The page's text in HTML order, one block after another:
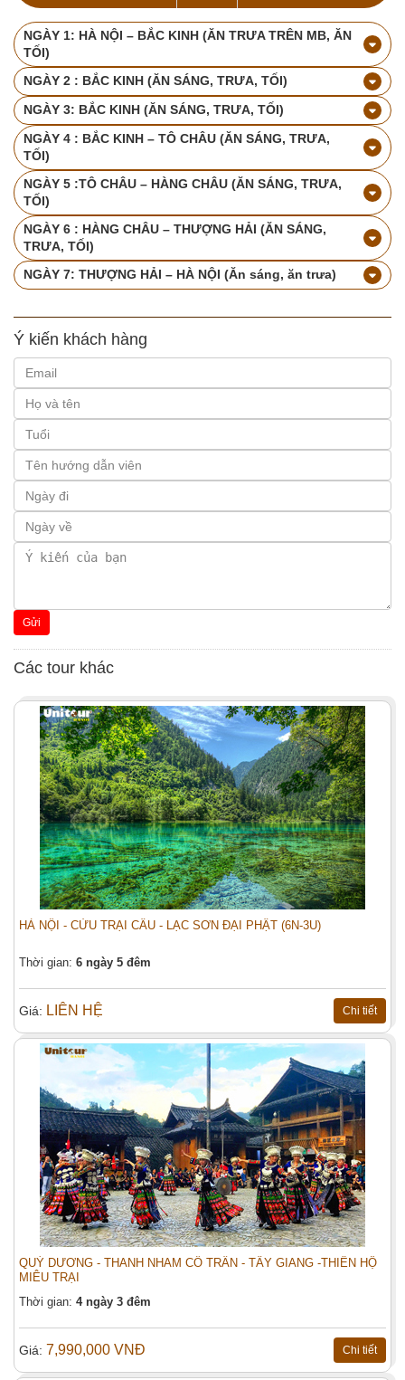
NGÀY 1: HÀ NỘI – BẮC KINH (ĂN TRƯA TRÊN MB, ĂN
TỐI)
NGÀY 2 : BẮC KINH (ĂN SÁNG, TRƯA, TỐI)
NGÀY 3: BẮC KINH (ĂN SÁNG, TRƯA, TỐI)
NGÀY 4 : BẮC KINH – TÔ CHÂU (ĂN SÁNG, TRƯA,
TỐI)
NGÀY 5 :TÔ CHÂU – HÀNG CHÂU (ĂN SÁNG, TRƯA,
TỐI)
NGÀY 6 : HÀNG CHÂU – THƯỢNG HẢI (ĂN SÁNG,
TRƯA, TỐI)
NGÀY 7: THƯỢNG HẢI – HÀ NỘI (Ăn sáng, ăn trưa)
Ý kiến khách hàng
Gửi
Các tour khác
HÀ NỘI - CỬU TRẠI CÂU - LẠC SƠN ĐẠI PHẬT (6N-3U)
Thời gian: 6 ngày 5 đêm
Giá: LIÊN HỆ Chi tiết
QUÝ DƯƠNG - THANH NHAM CỔ TRẤN - TÂY GIANG -THIÊN HỘ
MIÊU TRẠI
Thời gian: 4 ngày 3 đêm
Giá: 7,990,000 VNĐ Chi tiết
Đặt tour:
BẮC KINH - TÔ CHÂU - HÀNG CHÂU -
THƯỢNG HẢI (7N-VN)
Giá người lớn
Giá trẻ em